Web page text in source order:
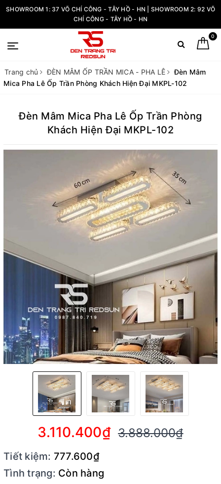
SHOWROOM 1: 37 VÕ CHÍ CÔNG - TÂY HỒ - HN | SHOWROOM 2: 92 VÕ
CHÍ CÔNG - TÂY HỒ - HN
0
Trang chủ ĐÈN MÂM ỐP TRẦN MICA - PHA LÊ
Đèn Mâm
Mica Pha Lê Ốp Trần Phòng Khách Hiện Đại MKPL-102
Đèn Mâm Mica Pha Lê Ốp Trần Phòng
Khách Hiện Đại MKPL-102
3.110.400₫ 3.888.000₫
Tiết kiệm: 777.600₫
Tình trạng: Còn hàng